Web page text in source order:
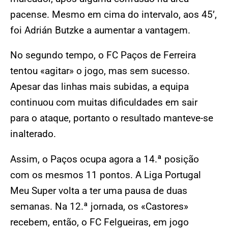
pacense. Mesmo em cima do intervalo, aos 45’,
foi Adrián Butzke a aumentar a vantagem.
No segundo tempo, o FC Paços de Ferreira
tentou «agitar» o jogo, mas sem sucesso.
Apesar das linhas mais subidas, a equipa
continuou com muitas dificuldades em sair
para o ataque, portanto o resultado manteve-se
inalterado.
Assim, o Paços ocupa agora a 14.ª posição
com os mesmos 11 pontos. A Liga Portugal
Meu Super volta a ter uma pausa de duas
semanas. Na 12.ª jornada, os «Castores»
recebem, então, o FC Felgueiras, em jogo